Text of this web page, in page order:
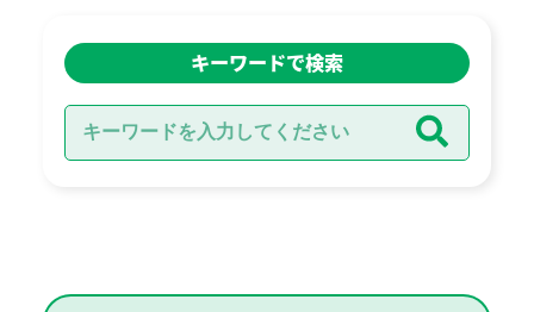
キーワードで検索